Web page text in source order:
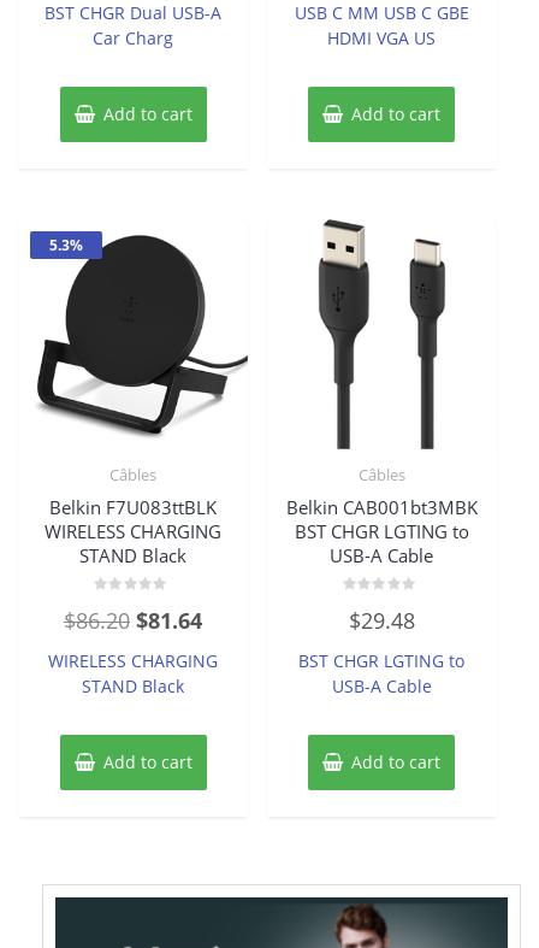
5
BST CHGR Dual USB-A
Car Charg
Add to cart
5
USB C MM USB C GBE
HDMI VGA US
Add to cart
5.3%
Câbles
Belkin F7U083ttBLK
WIRELESS CHARGING
STAND Black
0
5
$86.20 Original
price
was:
$81.64Current
price
WIRELESS CHARGING
STAND Black
Add to cart
Câbles
Belkin CAB001bt3MBK
BST CHGR LGTING to
USB-A Cable
0
out
5
$29.48
BST CHGR LGTING to
USB-A Cable
Add to cart